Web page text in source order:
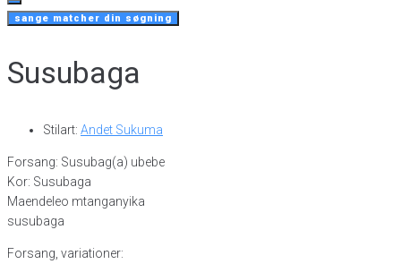
sange matcher din søgning
Susubaga
Stilart: Andet Sukuma
Forsang: Susubag(a) ubebe
Kor: Susubaga
Maendeleo mtanganyika
susubaga
Forsang, variationer: